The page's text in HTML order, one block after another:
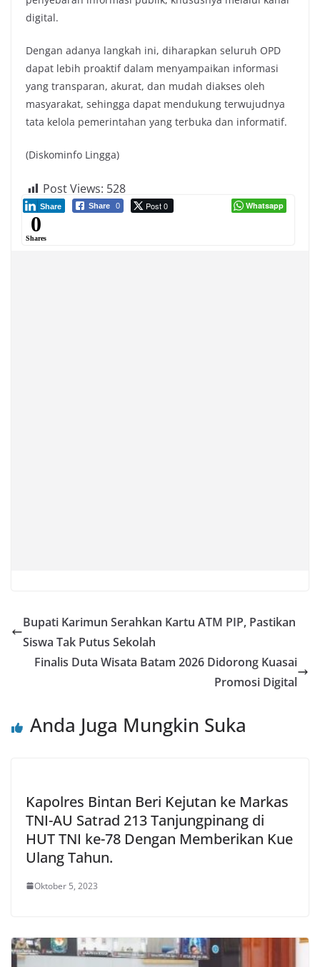
digital.
Dengan adanya langkah ini, diharapkan seluruh OPD
dapat lebih proaktif dalam menyampaikan informasi
yang transparan, akurat, dan mudah diakses oleh
masyarakat, sehingga dapat mendukung terwujudnya
tata kelola pemerintahan yang terbuka dan informatif.
(Diskominfo Lingga)
Post Views: 528
Share 0 Post 0
Share Whatsapp
0
Shares
Bupati Karimun Serahkan Kartu ATM PIP, Pastikan
Siswa Tak Putus Sekolah
Finalis Duta Wisata Batam 2026 Didorong Kuasai
Promosi Digital
Anda Juga Mungkin Suka
Kapolres Bintan Beri Kejutan ke Markas
TNI-AU Satrad 213 Tanjungpinang di
HUT TNI ke-78 Dengan Memberikan Kue
Ulang Tahun.
Oktober 5, 2023